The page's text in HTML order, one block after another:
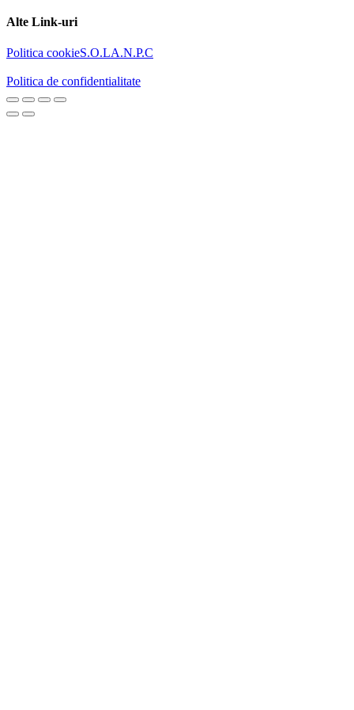
Alte Link-uri
Politica cookieS.O.LA.N.P.C
Politica de confidentialitate